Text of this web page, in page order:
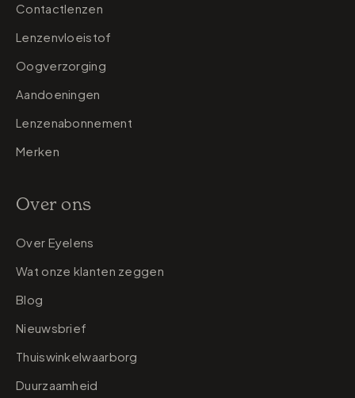
Contactlenzen
Lenzenvloeistof
Oogverzorging
Aandoeningen
Lenzenabonnement
Merken
Over ons
Over Eyelens
Wat onze klanten zeggen
Blog
Nieuwsbrief
Thuiswinkelwaarborg
Duurzaamheid